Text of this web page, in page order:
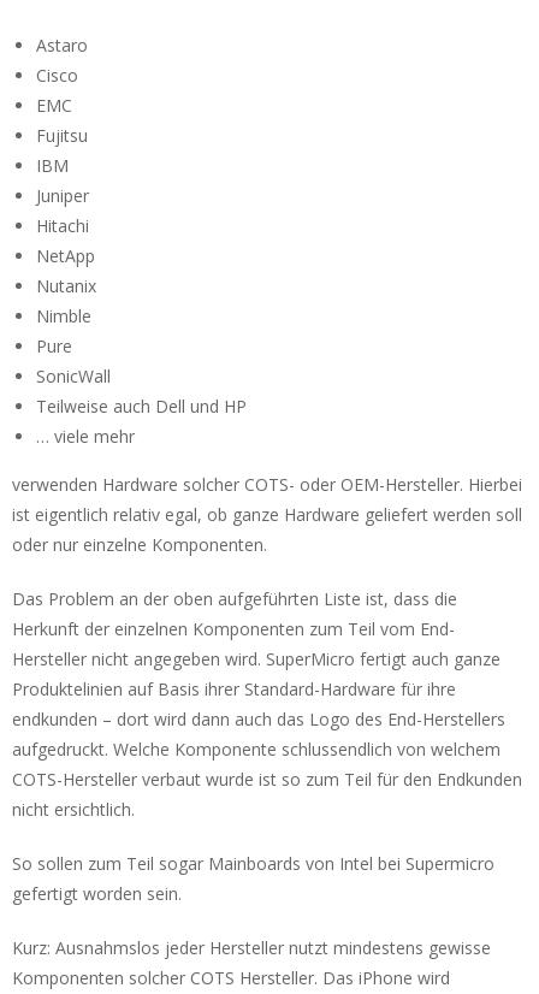
Astaro
Cisco
EMC
Fujitsu
IBM
Juniper
Hitachi
NetApp
Nutanix
Nimble
Pure
SonicWall
Teilweise auch Dell und HP
… viele mehr
verwenden Hardware solcher COTS- oder OEM-Hersteller. Hierbei
ist eigentlich relativ egal, ob ganze Hardware geliefert werden soll
oder nur einzelne Komponenten.
Das Problem an der oben aufgeführten Liste ist, dass die
Herkunft der einzelnen Komponenten zum Teil vom End-
Hersteller nicht angegeben wird. SuperMicro fertigt auch ganze
Produktelinien auf Basis ihrer Standard-Hardware für ihre
endkunden – dort wird dann auch das Logo des End-Herstellers
aufgedruckt. Welche Komponente schlussendlich von welchem
COTS-Hersteller verbaut wurde ist so zum Teil für den Endkunden
nicht ersichtlich.
So sollen zum Teil sogar Mainboards von Intel bei Supermicro
gefertigt worden sein.
Kurz: Ausnahmslos jeder Hersteller nutzt mindestens gewisse
Komponenten solcher COTS Hersteller. Das iPhone wird